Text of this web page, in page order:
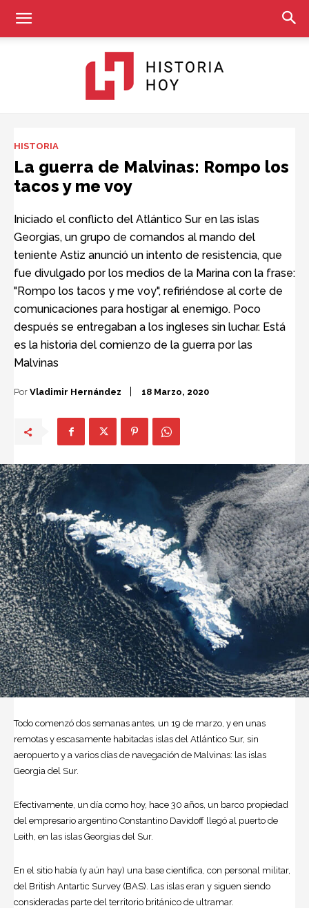
HISTORIA
La guerra de Malvinas: Rompo los
tacos y me voy
Iniciado el conflicto del Atlántico Sur en las islas
Georgias, un grupo de comandos al mando del
teniente Astiz anunció un intento de resistencia, que
fue divulgado por los medios de la Marina con la frase:
"Rompo los tacos y me voy", refiriéndose al corte de
comunicaciones para hostigar al enemigo. Poco
después se entregaban a los ingleses sin luchar. Está
es la historia del comienzo de la guerra por las
Malvinas
Por Vladimir Hernández 18 Marzo, 2020
Todo comenzó dos semanas antes, un 19 de marzo, y en unas
remotas y escasamente habitadas islas del Atlántico Sur, sin
aeropuerto y a varios días de navegación de Malvinas: las islas
Georgia del Sur.
Efectivamente, un día como hoy, hace 30 años, un barco propiedad
del empresario argentino Constantino Davidoff llegó al puerto de
Leith, en las islas Georgias del Sur.
En el sitio había (y aún hay) una base científica, con personal militar,
del British Antartic Survey (BAS). Las islas eran y siguen siendo
consideradas parte del territorio británico de ultramar.